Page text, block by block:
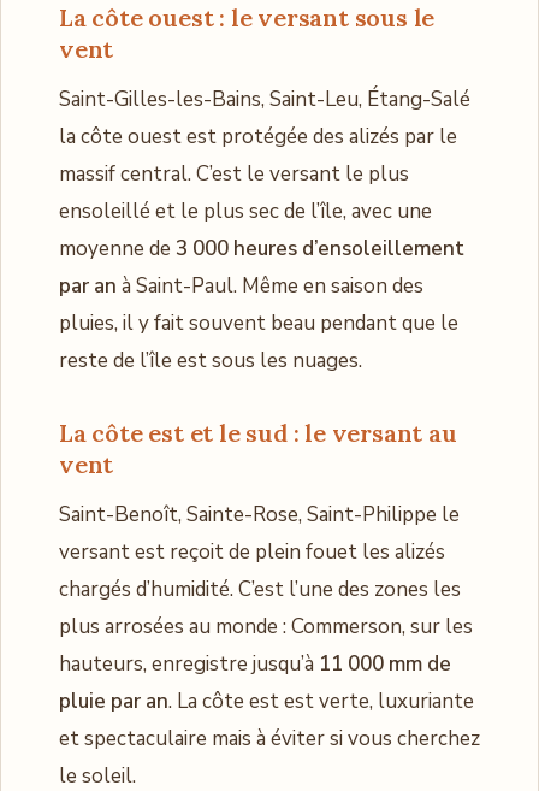
La côte ouest : le versant sous le
vent
Saint-Gilles-les-Bains, Saint-Leu, Étang-Salé
la côte ouest est protégée des alizés par le
massif central. C’est le versant le plus
ensoleillé et le plus sec de l’île, avec une
moyenne de 3 000 heures d’ensoleillement
par an à Saint-Paul. Même en saison des
pluies, il y fait souvent beau pendant que le
reste de l’île est sous les nuages.
La côte est et le sud : le versant au
vent
Saint-Benoît, Sainte-Rose, Saint-Philippe le
versant est reçoit de plein fouet les alizés
chargés d’humidité. C’est l’une des zones les
plus arrosées au monde : Commerson, sur les
hauteurs, enregistre jusqu’à 11 000 mm de
pluie par an. La côte est est verte, luxuriante
et spectaculaire mais à éviter si vous cherchez
le soleil.